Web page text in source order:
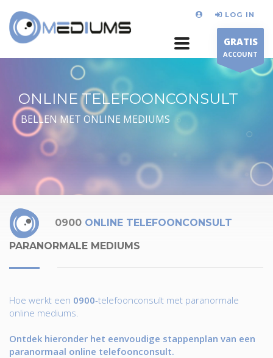
LOG IN
GRATIS
ACCOUNT
ONLINE TELEFOONCONSULT
BELLEN MET ONLINE MEDIUMS
0900 ONLINE TELEFOONCONSULT
PARANORMALE MEDIUMS
Hoe werkt een 0900-telefoonconsult met paranormale
online mediums.
Ontdek hieronder het eenvoudige stappenplan van een
paranormaal online telefoonconsult.